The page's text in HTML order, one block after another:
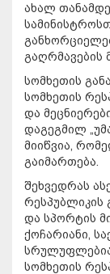
ახალ
გაღრმავების
სომხეთის
სომხეთის
და
დაგეგმილ
მიიწვია,
გაიმართება.
შეხვედრას
რესპუბლიკის
და სპორტის
ქოჩარიანი,
სომხეთის